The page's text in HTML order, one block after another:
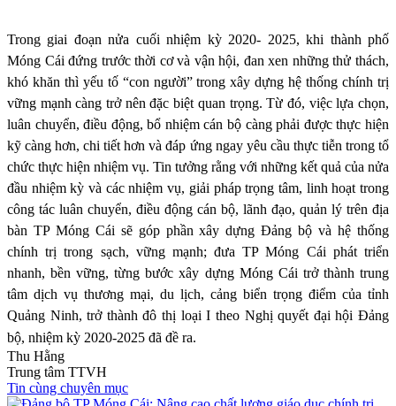
Trong giai đoạn nửa cuối nhiệm kỳ 2020- 2025, khi thành phố
Móng Cái đứng trước thời cơ và vận hội, đan xen những thử thách,
khó khăn thì yếu tố “con người” trong xây dựng hệ thống chính trị
vững mạnh càng trở nên đặc biệt quan trọng. Từ đó, việc lựa chọn,
luân chuyển, điều động, bổ nhiệm cán bộ càng phải được thực hiện
kỹ càng hơn, chi tiết hơn và đáp ứng ngay yêu cầu thực tiễn trong tổ
chức thực hiện nhiệm vụ. Tin tưởng rằng với những kết quả của nửa
đầu nhiệm kỳ và các nhiệm vụ, giải pháp trọng tâm, linh hoạt trong
công tác luân chuyển, điều động cán bộ, lãnh đạo, quản lý trên địa
bàn TP Móng Cái sẽ góp phần xây dựng Đảng bộ và hệ thống
chính trị trong sạch, vững mạnh; đưa TP Móng Cái phát triển
nhanh, bền vững,từng bước xây dựng Móng Cái trở thành trung
tâm dịch vụ thương mại, du lịch, cảng biển trọng điểm của tỉnh
Quảng Ninh, trở thành đô thị loại I theo Nghị quyết đại hội Đảng
bộ, nhiệm kỳ 2020-2025 đã đề ra.
Thu Hằng
Trung tâm TTVH
Tin cùng chuyên mục